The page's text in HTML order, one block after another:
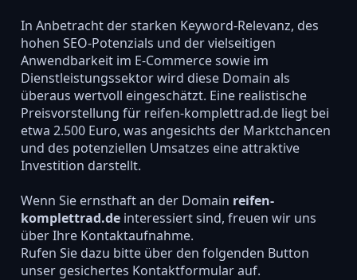
In Anbetracht der starken Keyword-Relevanz, des
hohen SEO-Potenzials und der vielseitigen
Anwendbarkeit im E-Commerce sowie im
Dienstleistungssektor wird diese Domain als
überaus wertvoll eingeschätzt. Eine realistische
Preisvorstellung für reifen-komplettrad.de liegt bei
etwa 2.500 Euro, was angesichts der Marktchancen
und des potenziellen Umsatzes eine attraktive
Investition darstellt.
Wenn Sie ernsthaft an der Domain reifen-
komplettrad.deinteressiert sind, freuen wir uns
über Ihre Kontaktaufnahme.
Rufen Sie dazu bitte über den folgenden Button
unser gesichertes Kontaktformular auf.